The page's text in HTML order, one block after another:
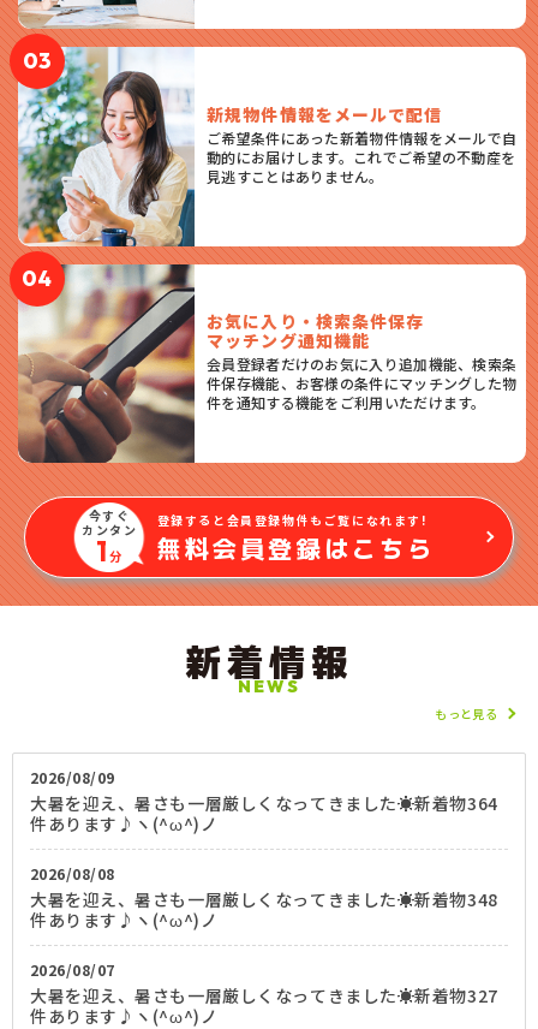
03
新規物件情報をメールで配信
ご希望条件にあった新着物件情報をメールで自
動的にお届けします。これでご希望の不動産を
見逃すことはありません。
04
お気に入り・検索条件保存
マッチング通知機能
会員登録者だけのお気に入り追加機能、検索条
件保存機能、お客様の条件にマッチングした物
件を通知する機能をご利用いただけます。
今すぐ
カンタン
1 分
登録すると会員登録物件もご覧になれます!
無料会員登録はこちら
新着情報
NEWS
もっと見る
2026/08/09
大暑を迎え、暑さも一層厳しくなってきました☀️新着物364
件あります♪ヽ(^ω^)ノ
2026/08/08
大暑を迎え、暑さも一層厳しくなってきました☀️新着物348
件あります♪ヽ(^ω^)ノ
2026/08/07
大暑を迎え、暑さも一層厳しくなってきました☀️新着物327
件あります♪ヽ(^ω^)ノ